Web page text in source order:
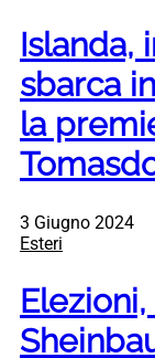
Islanda,
sbarca
la
3 Giugno 2024
Esteri